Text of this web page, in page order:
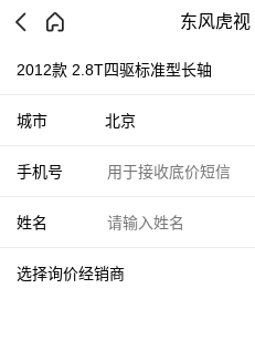
东风虎视
2012款 2.8T四驱标准型长轴
城市 北京
手机号
姓名
选择询价经销商